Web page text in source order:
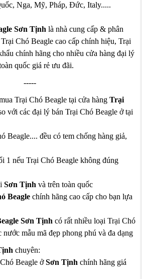
Nga, Mỹ, Pháp, Đức, Italy.....
Sơn Tịnh là nhà cung cấp & phân
Chó Beagle cao cấp chính hiệu, Trại
chính hãng cho nhiều cửa hàng đại lý
quốc giá rẻ ưu đãi.
-----
Trại Chó Beagle tại cửa hàngTrại
với các đại lý bán Trại Chó Beagle ở tại
Beagle.... đều có tem chống hàng giả,
1 nếu Trại Chó Beagle không đúng
Sơn Tịnh và trên toàn quốc
Beagle chính hãng cao cấp cho bạn lựa
Sơn Tịnh có rất nhiều loại Trại Chó
nước mẫu mã đẹp phong phú và đa dạng
chuyên:
Beagle ởSơn Tịnh chính hãng giá